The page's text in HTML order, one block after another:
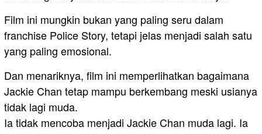
Film ini mungkin bukan yang paling seru dalam
franchise Police Story, tetapi jelas menjadi salah satu
yang paling emosional.
Dan menariknya, film ini memperlihatkan bagaimana
Jackie Chan tetap mampu berkembang meski usianya
tidak lagi muda.
Ia tidak mencoba menjadi Jackie Chan muda lagi. Ia